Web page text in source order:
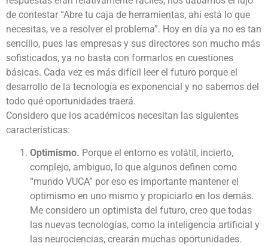
de contestar “Abre tu caja de herramientas, ahí está lo que
necesitas, ve a resolver el problema”. Hoy en día ya no es tan
sencillo, pues las empresas y sus directores son mucho más
sofisticados, ya no basta con formarlos en cuestiones
básicas. Cada vez es más difícil leer el futuro porque el
desarrollo de la tecnología es exponencial y no sabemos del
todo qué oportunidades traerá.
Considero que los académicos necesitan las siguientes
características:
Optimismo. Porque el entorno es volátil, incierto,
complejo, ambiguo, lo que algunos definen como
“mundo VUCA” por eso es importante mantener el
optimismo en uno mismo y propiciarlo en los demás.
Me considero un optimista del futuro, creo que todas
las nuevas tecnologías, como la inteligencia artificial y
las neurociencias, crearán muchas oportunidades.